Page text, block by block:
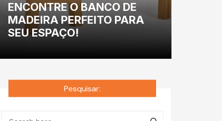
ENCONTRE O BANCO DE
MADEIRA PERFEITO PARA
SEU ESPAÇO!
Pesquisar: